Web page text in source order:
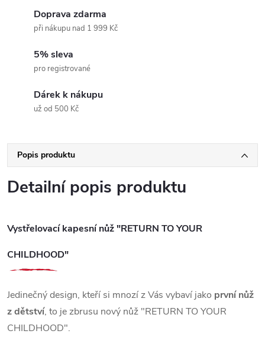
Doprava zdarma
při nákupu nad 1 999 Kč
5% sleva
pro registrované
Dárek k nákupu
už od 500 Kč
Popis produktu
Detailní popis produktu
Vystřelovací kapesní nůž "RETURN TO YOUR
CHILDHOOD"
Jedinečný design, kteří si mnozí z Vás vybaví jako první nůž
z dětství, to je zbrusu nový nůž "RETURN TO YOUR
CHILDHOOD".